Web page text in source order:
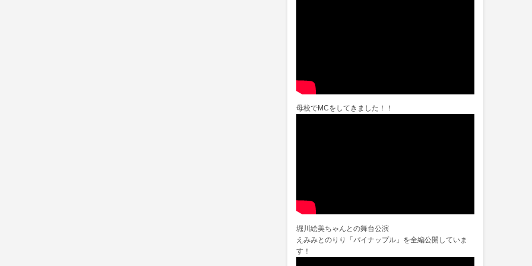
母校でMCをしてきました！！
堀川絵美ちゃんとの舞台公演
えみみとのりり「パイナップル」を全編公開していま
す！